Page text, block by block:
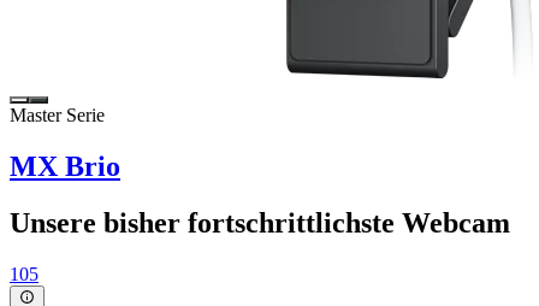
Master Serie
MX Brio
Unsere bisher fortschrittlichste Webcam
105